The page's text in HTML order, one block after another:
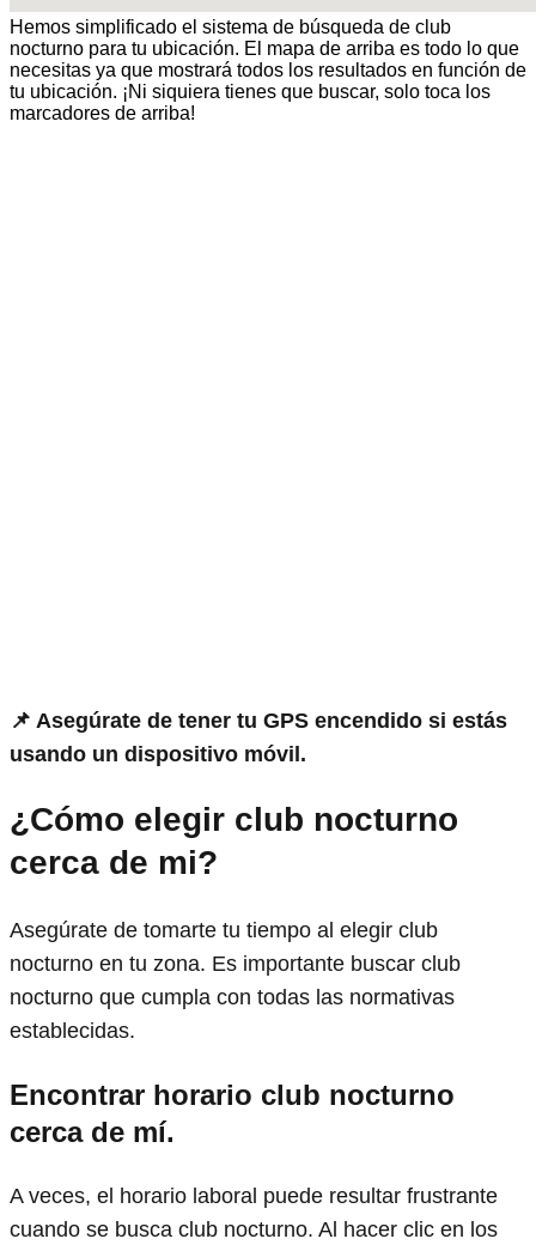
Hemos simplificado el sistema de búsqueda de club
nocturno para tu ubicación. El mapa de arriba es todo lo que
necesitas ya que mostrará todos los resultados en función de
tu ubicación. ¡Ni siquiera tienes que buscar, solo toca los
marcadores de arriba!
📌 Asegúrate de tener tu GPS encendido si estás
usando un dispositivo móvil.
¿Cómo elegir club nocturno
cerca de mi?
Asegúrate de tomarte tu tiempo al elegir club
nocturno en tu zona. Es importante buscar club
nocturno que cumpla con todas las normativas
establecidas.
Encontrar horario club nocturno
cerca de mí.
A veces, el horario laboral puede resultar frustrante
cuando se busca club nocturno. Al hacer clic en los